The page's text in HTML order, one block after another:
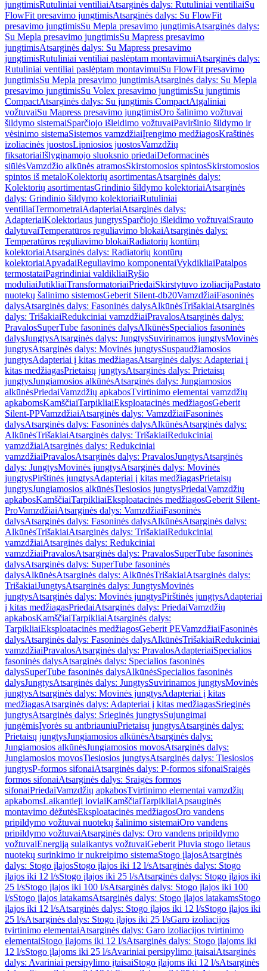
jungtimisRutuliniai ventiliaiAtsarginės dalys: Rutuliniai ventiliaiSu
FlowFit presavimo jungtimisAtsarginės dalys: Su FlowFit
presavimo jungtimisSu Mepla presavimo jungtimisAtsarginės dalys:
Su Mepla presavimo jungtimisSu Mapress presavimo
jungtimisAtsarginės dalys: Su Mapress presavimo
jungtimisRutuliniai ventiliai paslėptam montavimuiAtsarginės dalys:
Rutuliniai ventiliai paslėptam montavimuiSu FlowFit presavimo
jungtimisSu Mepla presavimo jungtimisAtsarginės dalys: Su Mepla
presavimo jungtimisSu Volex presavimo jungtimisSu jungtimis
CompactAtsarginės dalys: Su jungtimis CompactAtgaliniai
vožtuvaiSu Mapress presavimo jungtimisOro šalinimo vožtuvai
šildymo sistemaiSparčiojo išleidimo vožtuvaiPaviršinio šildymo ir
vėsinimo sistemaSistemos vamzdžiaiĮrengimo medžiagosKraštinės
izoliacinės juostosLipniosios juostosVamzdžių
fiksatoriaiIšlyginamojo sluoksnio priedaiDeformacinės
siūlėsVamzdžio alkūnės atramosSkirstomosios spintosSkirstomosios
spintos iš metaloKolektorių asortimentasAtsarginės dalys:
Kolektorių asortimentasGrindinio šildymo kolektoriaiAtsarginės
dalys: Grindinio šildymo kolektoriaiRutuliniai
ventiliaiTermometraiAdapteriaiAtsarginės dalys:
AdapteriaiKolektoriaus jungtysSparčiojo išleidimo vožtuvaiSrauto
dalytuvaiTemperatūros reguliavimo blokaiAtsarginės dalys:
Temperatūros reguliavimo blokaiRadiatorių kontūrų
kolektoriaiAtsarginės dalys: Radiatorių kontūrų
kolektoriaiApvadaiReguliavimo komponentaiVykdikliaiPatalpos
termostataiPagrindiniai valdikliaiRyšio
moduliaiJutikliaiTransformatoriaiPriedaiSkirstytuvo izoliacijaPastato
nuotekų šalinimo sistemosGeberit Silent-db20VamzdžiaiFasoninės
dalysAtsarginės dalys: Fasoninės dalysAlkūnėsTrišakiaiAtsarginės
dalys: TrišakiaiRedukciniai vamzdžiaiPravalosAtsarginės dalys:
PravalosSuperTube fasoninės dalysAlkūnėsSpecialios fasoninės
dalysJungtysAtsarginės dalys: JungtysSuvirinamos jungtysMovinės
jungtysAtsarginės dalys: Movinės jungtysSuspaudžiamosios
jungtysAdapteriai į kitas medžiagasAtsarginės dalys: Adapteriai į
kitas medžiagasPrietaisų jungtysAtsarginės dalys: Prietaisų
jungtysJungiamosios alkūnėsAtsarginės dalys: Jungiamosios
alkūnėsPriedaiVamzdžių apkabosTvirtinimo elementai vamzdžių
apkabomsKamščiaiTarpikliaiEksploatacinės medžiagosGeberit
Silent-PPVamzdžiaiAtsarginės dalys: VamzdžiaiFasoninės
dalysAtsarginės dalys: Fasoninės dalysAlkūnėsAtsarginės dalys:
AlkūnėsTrišakiaiAtsarginės dalys: TrišakiaiRedukciniai
vamzdžiaiAtsarginės dalys: Redukciniai
vamzdžiaiPravalosAtsarginės dalys: PravalosJungtysAtsarginės
dalys: JungtysMovinės jungtysAtsarginės dalys: Movinės
jungtysPirštinės jungtysAdapteriai į kitas medžiagasPrietaisų
jungtysJungiamosios alkūnėsTiesiosios jungtysPriedaiVamzdžių
apkabosKamščiaiTarpikliaiEksploatacinės medžiagosGeberit Silent-
ProVamzdžiaiAtsarginės dalys: VamzdžiaiFasoninės
dalysAtsarginės dalys: Fasoninės dalysAlkūnėsAtsarginės dalys:
AlkūnėsTrišakiaiAtsarginės dalys: TrišakiaiRedukciniai
vamzdžiaiAtsarginės dalys: Redukciniai
vamzdžiaiPravalosAtsarginės dalys: PravalosSuperTube fasoninės
dalysAtsarginės dalys: SuperTube fasoninės
dalysAlkūnėsAtsarginės dalys: AlkūnėsTrišakiaiAtsarginės dalys:
TrišakiaiJungtysAtsarginės dalys: JungtysMovinės
jungtysAtsarginės dalys: Movinės jungtysPirštinės jungtysAdapteriai
į kitas medžiagasPriedaiAtsarginės dalys: PriedaiVamzdžių
apkabosKamščiaiTarpikliaiAtsarginės dalys:
TarpikliaiEksploatacinės medžiagosGeberit PEVamzdžiaiFasoninės
dalysAtsarginės dalys: Fasoninės dalysAlkūnėsTrišakiaiRedukciniai
vamzdžiaiPravalosAtsarginės dalys: PravalosAdapteriaiSpecialios
fasoninės dalysAtsarginės dalys: Specialios fasoninės
dalysSuperTube fasoninės dalysAlkūnėsSpecialios fasoninės
dalysJungtysAtsarginės dalys: JungtysSuvirinamos jungtysMovinės
jungtysAtsarginės dalys: Movinės jungtysAdapteriai į kitas
medžiagasAtsarginės dalys: Adapteriai į kitas medžiagasSrieginės
jungtysAtsarginės dalys: Srieginės jungtysSujungimai
jungėmisĮvorės su antbriauniuPrietaisų jungtysAtsarginės dalys:
Prietaisų jungtysJungiamosios alkūnėsAtsarginės dalys:
Jungiamosios alkūnėsJungiamosios movosAtsarginės dalys:
Jungiamosios movosTiesiosios jungtysAtsarginės dalys: Tiesiosios
jungtysP-formos sifonaiAtsarginės dalys: P-formos sifonaiSraigės
formos sifonaiAtsarginės dalys: Sraigės formos
sifonaiPriedaiVamzdžių apkabosTvirtinimo elementai vamzdžių
apkabomsLaikantieji loviaiKamščiaiTarpikliaiApsauginės
montavimo dėžutėsEksploatacinės medžiagosOro vandens
pripildymo vožtuvai nuotekų šalinimo sistemaiOro vandens
pripildymo vožtuvaiAtsarginės dalys: Oro vandens pripildymo
vožtuvaiEnergiją sulaikantys vožtuvaiGeberit Pluvia stogo lietaus
nuotekų surinkimo ir nukreipimo sistemaStogo įlajosAtsarginės
dalys: Stogo įlajosStogo įlajos iki 12 l/sAtsarginės dalys: Stogo
įlajos iki 12 l/sStogo įlajos iki 25 l/sAtsarginės dalys: Stogo įlajos iki
25 l/sStogo įlajos iki 100 l/sAtsarginės dalys: Stogo įlajos iki 100
l/sStogo įlajos latakamsAtsarginės dalys: Stogo įlajos latakamsStogo
įlajos iki 12 l/sAtsarginės dalys: Stogo įlajos iki 12 l/sStogo įlajos iki
25 l/sAtsarginės dalys: Stogo įlajos iki 25 l/sGaro izoliacijos
tvirtinimo elementaiAtsarginės dalys: Garo izoliacijos tvirtinimo
elementaiStogo įlajoms iki 12 l/sAtsarginės dalys: Stogo įlajoms iki
12 l/sStogo įlajoms iki 25 l/sAvariniai persipylimo įtaisaiAtsarginės
dalys: Avariniai persipylimo įtaisaiStogo įlajoms iki 12 l/sAtsarginės